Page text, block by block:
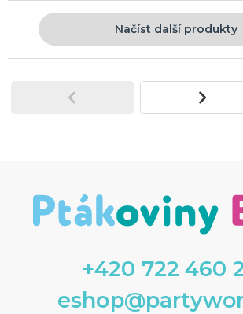
Načíst další produkty
+420 722 460